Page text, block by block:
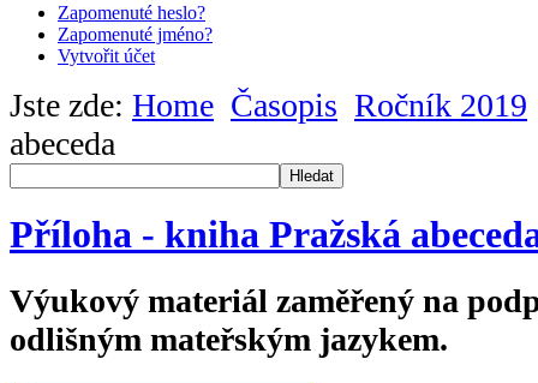
Zapomenuté heslo?
Zapomenuté jméno?
Vytvořit účet
Jste zde: Home Časopis Ročník 2019
abeceda
Hledat
Příloha - kniha Pražská
Výukový materiál zaměřený na
odlišným mateřským jazykem.